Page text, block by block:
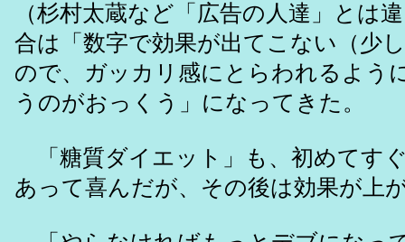
（杉村太蔵など「広告の人達」とは
合は「数字で効果が出てこない（少
ので、ガッカリ感にとらわれるよう
うのがおっくう」になってきた。
「糖質ダイエット」も、初めてす
あって喜んだが、その後は効果が上